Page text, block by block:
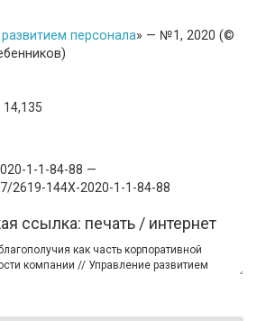
персонала» — №1, 2020 (©
1-1-84-88 —
2619-144X-2020-1-1-84-88
ссылка: печать / интернет